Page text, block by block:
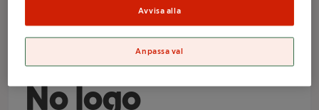
Vatten Kolsyrad
Naturell 1,5l 6-p
No logo
Avvisa alla
Anpassa val